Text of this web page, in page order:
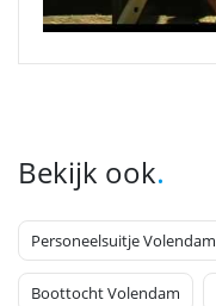
Bekijk ook.
Personeelsuitje Volendam
Boottocht Volendam